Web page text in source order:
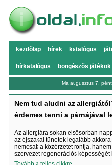
kezdőlap hírek katalógus
hírkatalógus böngészős játékok
Ma augusztus 7,
Nem tud aludni az
érdemes tenni a párnájával
Az allergiára sokan elsősorban
az éjszakai tünetek legalább
nemcsak a közérzetet rontja,
szervezet regenerációs képességét
Tovább a teljes cikkre...